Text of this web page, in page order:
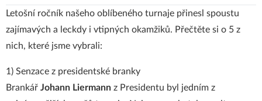
Letošní ročník našeho oblíbeného turnaje přinesl spoustu
zajímavých a leckdy i vtipných okamžiků. Přečtěte si o 5 z
nich, které jsme vybrali:
1) Senzace z presidentské branky
Brankář Johann Liermann z Presidentu byl jedním z